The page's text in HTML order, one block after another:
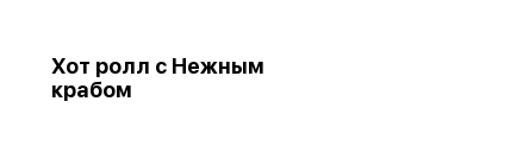
Хот ролл с Нежным
крабом